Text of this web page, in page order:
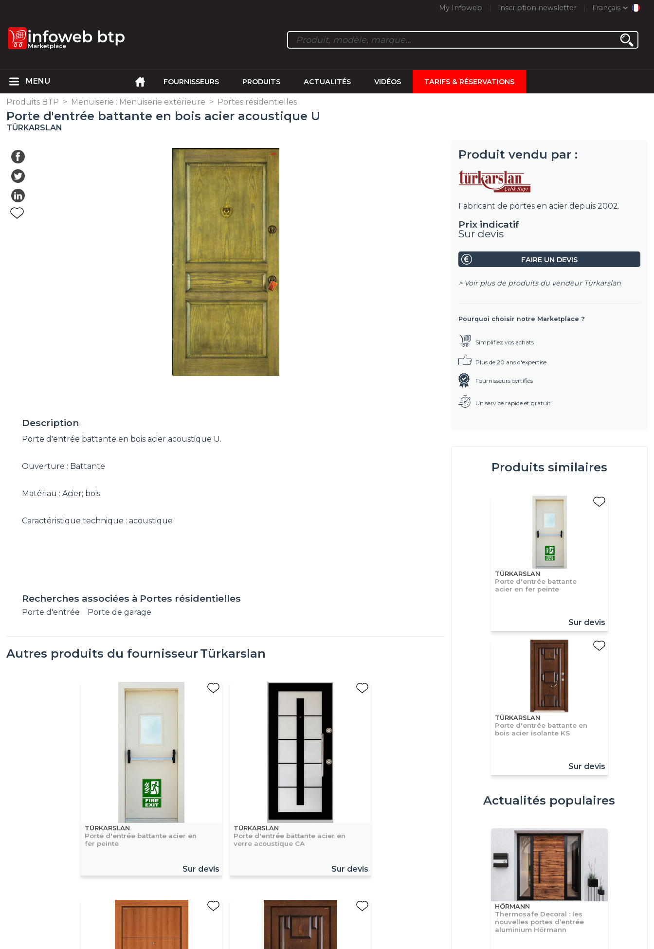
My Infoweb Inscription newsletter Français
FOURNISSEURS PRODUITS ACTUALITÉS VIDÉOS TARIFS & RÉSERVATIONS
Produits BTP > Menuiserie : Menuiserie extérieure > Portes résidentielles
Porte d'entrée battante en bois acier acoustique U
TÜRKARSLAN
Description
Porte d'entrée battante en bois acier acoustique U.
Ouverture : Battante
Matériau : Acier; bois
Caractéristique technique : acoustique
Recherches associées à Portes résidentielles
Porte d'entrée Porte de garage
Autres produits du fournisseurTürkarslan
TÜRKARSLAN
Porte d'entrée battante acier en
fer peinte
Sur devis
TÜRKARSLAN
Porte d'entrée battante acier en
verre acoustique CA
Sur devis
Produit vendu par :
Fabricant de portes en acier depuis 2002.
Prix indicatif
Sur devis
FAIRE UN DEVIS
> Voir plus de produits du vendeur Türkarslan
Pourquoi choisir notre Marketplace ?
Simplifiez vos achats
Plus de 20 ans d'expertise
Fournisseurs certifiés
Un service rapide et gratuit
Produits similaires
TÜRKARSLAN
Porte d'entrée battante
acier en fer peinte
Sur devis
TÜRKARSLAN
Porte d'entrée battante en
bois acier isolante KS
Sur devis
Actualités populaires
HÖRMANN
Thermosafe Decoral : les
nouvelles portes d’entrée
aluminium Hörmann